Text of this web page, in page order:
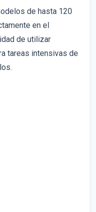
de hasta 120
en el
de utilizar
tareas intensivas de